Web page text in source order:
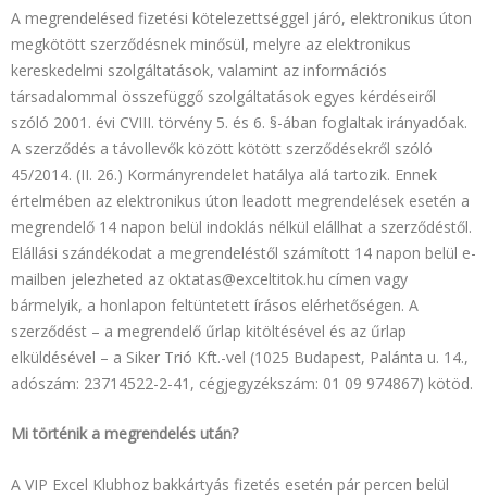
A megrendelésed fizetési kötelezettséggel járó, elektronikus úton
megkötött szerződésnek minősül, melyre az elektronikus
kereskedelmi szolgáltatások, valamint az információs
társadalommal összefüggő szolgáltatások egyes kérdéseiről
szóló 2001. évi CVIII. törvény 5. és 6. §-ában foglaltak irányadóak.
A szerződés a távollevők között kötött szerződésekről szóló
45/2014. (II. 26.) Kormányrendelet hatálya alá tartozik. Ennek
értelmében az elektronikus úton leadott megrendelések esetén a
megrendelő 14 napon belül indoklás nélkül elállhat a szerződéstől.
Elállási szándékodat a megrendeléstől számított 14 napon belül e-
mailben jelezheted az oktatas@exceltitok.hu címen vagy
bármelyik, a honlapon feltüntetett írásos elérhetőségen. A
szerződést – a megrendelő űrlap kitöltésével és az űrlap
elküldésével – a Siker Trió Kft.-vel (1025 Budapest, Palánta u. 14.,
adószám: 23714522-2-41, cégjegyzékszám: 01 09 974867) kötöd.
Mi történik a megrendelés után?
A VIP Excel Klubhoz bakkártyás fizetés esetén pár percen belül